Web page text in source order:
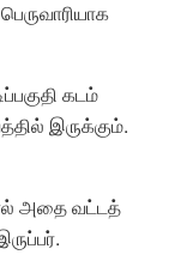
கடம்
இருக்கும்.
அதை வட்டத்